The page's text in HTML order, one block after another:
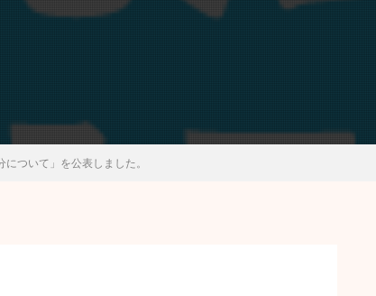
ついて」を公表しました。